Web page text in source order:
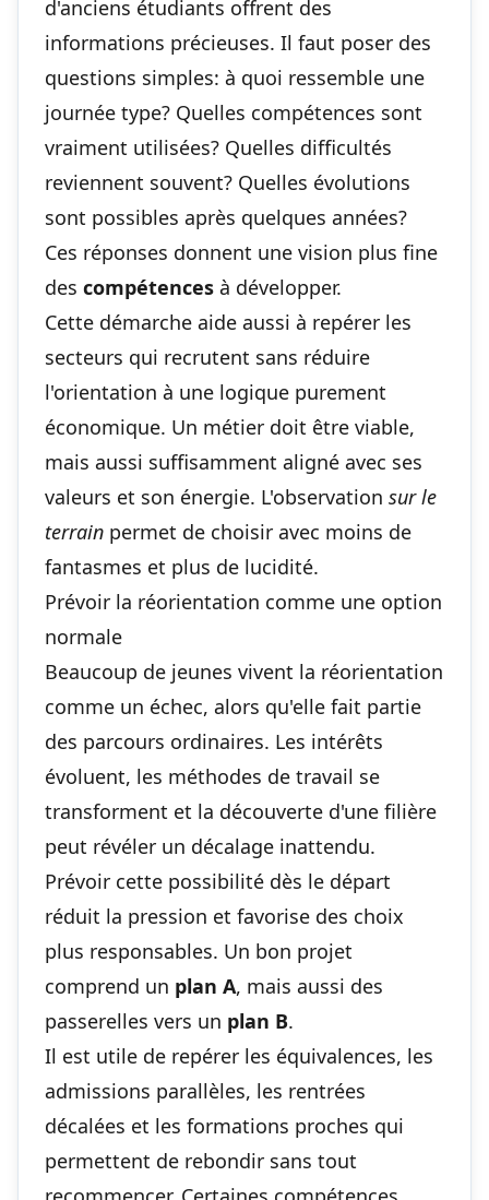
d'anciens étudiants offrent des
informations précieuses. Il faut poser des
questions simples: à quoi ressemble une
journée type? Quelles compétences sont
vraiment utilisées? Quelles difficultés
reviennent souvent? Quelles évolutions
sont possibles après quelques années?
Ces réponses donnent une vision plus fine
des compétences à développer.
Cette démarche aide aussi à repérer les
secteurs qui recrutent sans réduire
l'orientation à une logique purement
économique. Un métier doit être viable,
mais aussi suffisamment aligné avec ses
valeurs et son énergie. L'observation sur le
terrain permet de choisir avec moins de
fantasmes et plus de lucidité.
Prévoir la réorientation comme une option
normale
Beaucoup de jeunes vivent la réorientation
comme un échec, alors qu'elle fait partie
des parcours ordinaires. Les intérêts
évoluent, les méthodes de travail se
transforment et la découverte d'une filière
peut révéler un décalage inattendu.
Prévoir cette possibilité dès le départ
réduit la pression et favorise des choix
plus responsables. Un bon projet
comprend un plan A, mais aussi des
passerelles vers un plan B.
Il est utile de repérer les équivalences, les
admissions parallèles, les rentrées
décalées et les formations proches qui
permettent de rebondir sans tout